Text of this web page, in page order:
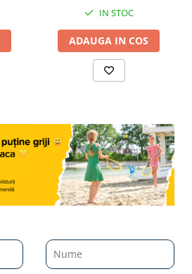
IN STOC
ADAUGA IN COS